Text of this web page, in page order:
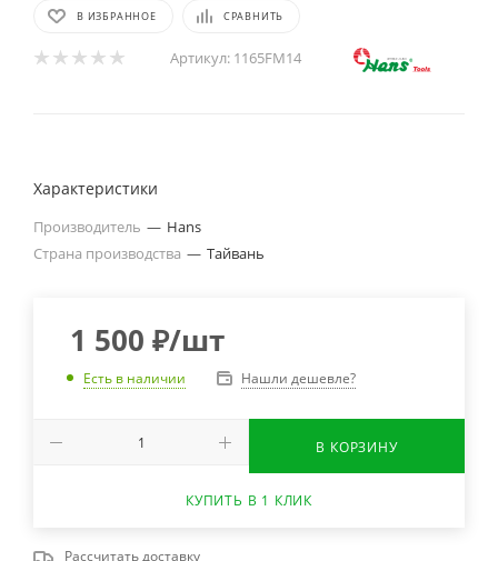
В ИЗБРАННОЕ СРАВНИТЬ
Артикул: 1165FM14
Характеристики
Производитель — Hans
Страна производства — Тайвань
1 500 ₽/шт
Есть в наличии Нашли дешевле?
В КОРЗИНУ
КУПИТЬ В 1 КЛИК
Рассчитать доставку